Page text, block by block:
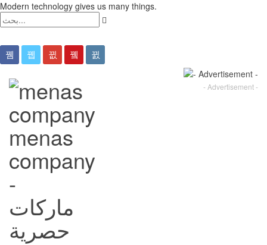
Modern technology gives us many things.
menas
company
-
ماركات
حصرية
- Advertisement -